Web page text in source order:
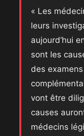
​« Les
leurs
aujourd’hui
sont les
des
vont être
causes
médecins